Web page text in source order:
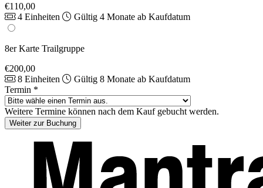
€110,00
4 Einheiten
Gültig 4 Monate ab Kaufdatum
8er Karte Trailgruppe
€200,00
8 Einheiten
Gültig 8 Monate ab Kaufdatum
Termin *
Weitere Termine können nach dem Kauf gebucht werden.
Weiter zur Buchung